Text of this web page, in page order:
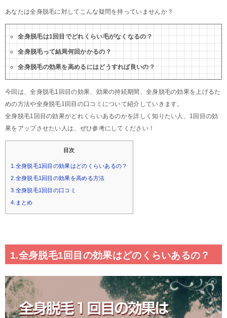
あなたは全身脱毛に対してこんな疑問を持っていませんか？
全身脱毛は1回目でどれくらい毛がなくなるの？
全身脱毛って結局何回かかるの？
全身脱毛の効果を高めるにはどうすれば良いの？
今回は、全身脱毛1回目の効果、効果の持続期間、全身脱毛の効果を上げるた
めの方法や全身脱毛1回目の口コミについて紹介していきます。
全身脱毛1回目の効果がどれくらいあるのかを詳しく知りたい人、1回目の効
果をアップさせたい人は、ぜひ参考にしてください！
目次
1.全身脱毛1回目の効果はどのくらいあるの？
2.全身脱毛1回目の効果を高める方法
3.全身脱毛1回目の口コミ
4.まとめ
1.全身脱毛1回目の効果はどのくらいあるの？